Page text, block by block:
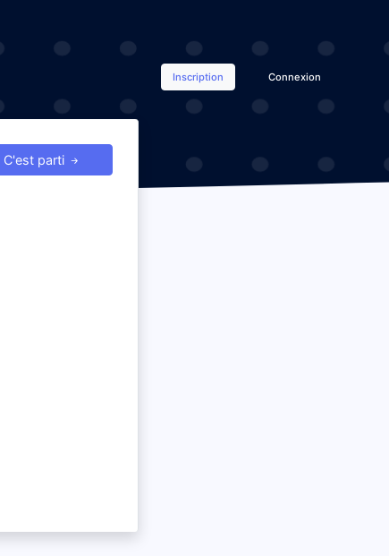
Inscription Connexion
C'est parti